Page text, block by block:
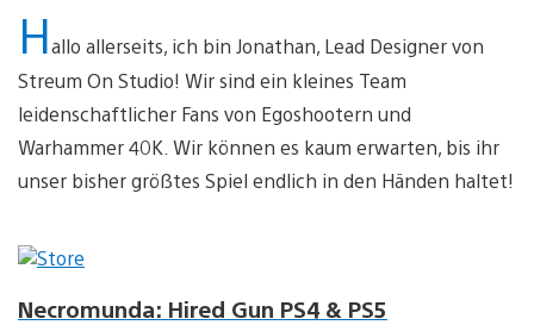
Hallo allerseits, ich bin Jonathan, Lead Designer von
Streum On Studio! Wir sind ein kleines Team
leidenschaftlicher Fans von Egoshootern und
Warhammer 40K. Wir können es kaum erwarten, bis ihr
unser bisher größtes Spiel endlich in den Händen haltet!
Necromunda: Hired Gun PS4 & PS5